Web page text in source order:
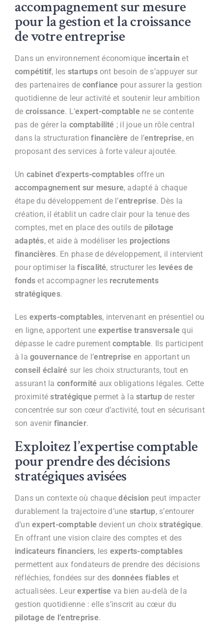
accompagnement sur mesure
pour la gestion et la croissance
de votre entreprise
Dans un environnement économique incertain et
compétitif, les startupsont besoin de s’appuyer sur
des partenaires de confiance pour assurer la gestion
quotidienne de leur activité et soutenir leur ambition
de croissance. L’expert-comptablene se contente
pas de gérer la comptabilité ; il joue un rôle central
dans la structurationfinancière de l’entreprise, en
proposant des services à forte valeur ajoutée.
Un cabinet d’experts-comptables offre un
accompagnement sur mesure, adapté à chaque
étape du développement de l’entreprise. Dès la
création, il établit un cadre clair pour la tenue des
comptes, met en place des outils de pilotage
adaptés, et aide à modéliser les projections
financières. En phase de développement, il intervient
pour optimiser lafiscalité, structurer les levées de
fonds et accompagner les recrutements
stratégiques.
Les experts-comptables, intervenant en présentiel ou
en ligne, apportent une expertise transversale qui
dépasse le cadre purementcomptable. Ils participent
à lagouvernancede l’entreprise en apportant un
conseil éclairé sur les choix structurants, tout en
assurant la conformité aux obligations légales. Cette
proximitéstratégique permet à lastartupde rester
concentrée sur son cœur d’activité, tout en sécurisant
son avenir financier.
Exploitez l’expertise comptable
pour prendre des décisions
stratégiques avisées
Dans un contexte où chaquedécision peut impacter
durablement la trajectoire d’une startup, s’entourer
d’unexpert-comptable devient un choixstratégique.
En offrant une vision claire des comptes et des
indicateurs financiers, les experts-comptables
permettent aux fondateurs de prendre des décisions
réfléchies, fondées sur des données fiables et
actualisées. Leurexpertise va bien au-delà de la
gestion quotidienne : elle s’inscrit au cœur du
pilotage de l’entreprise.